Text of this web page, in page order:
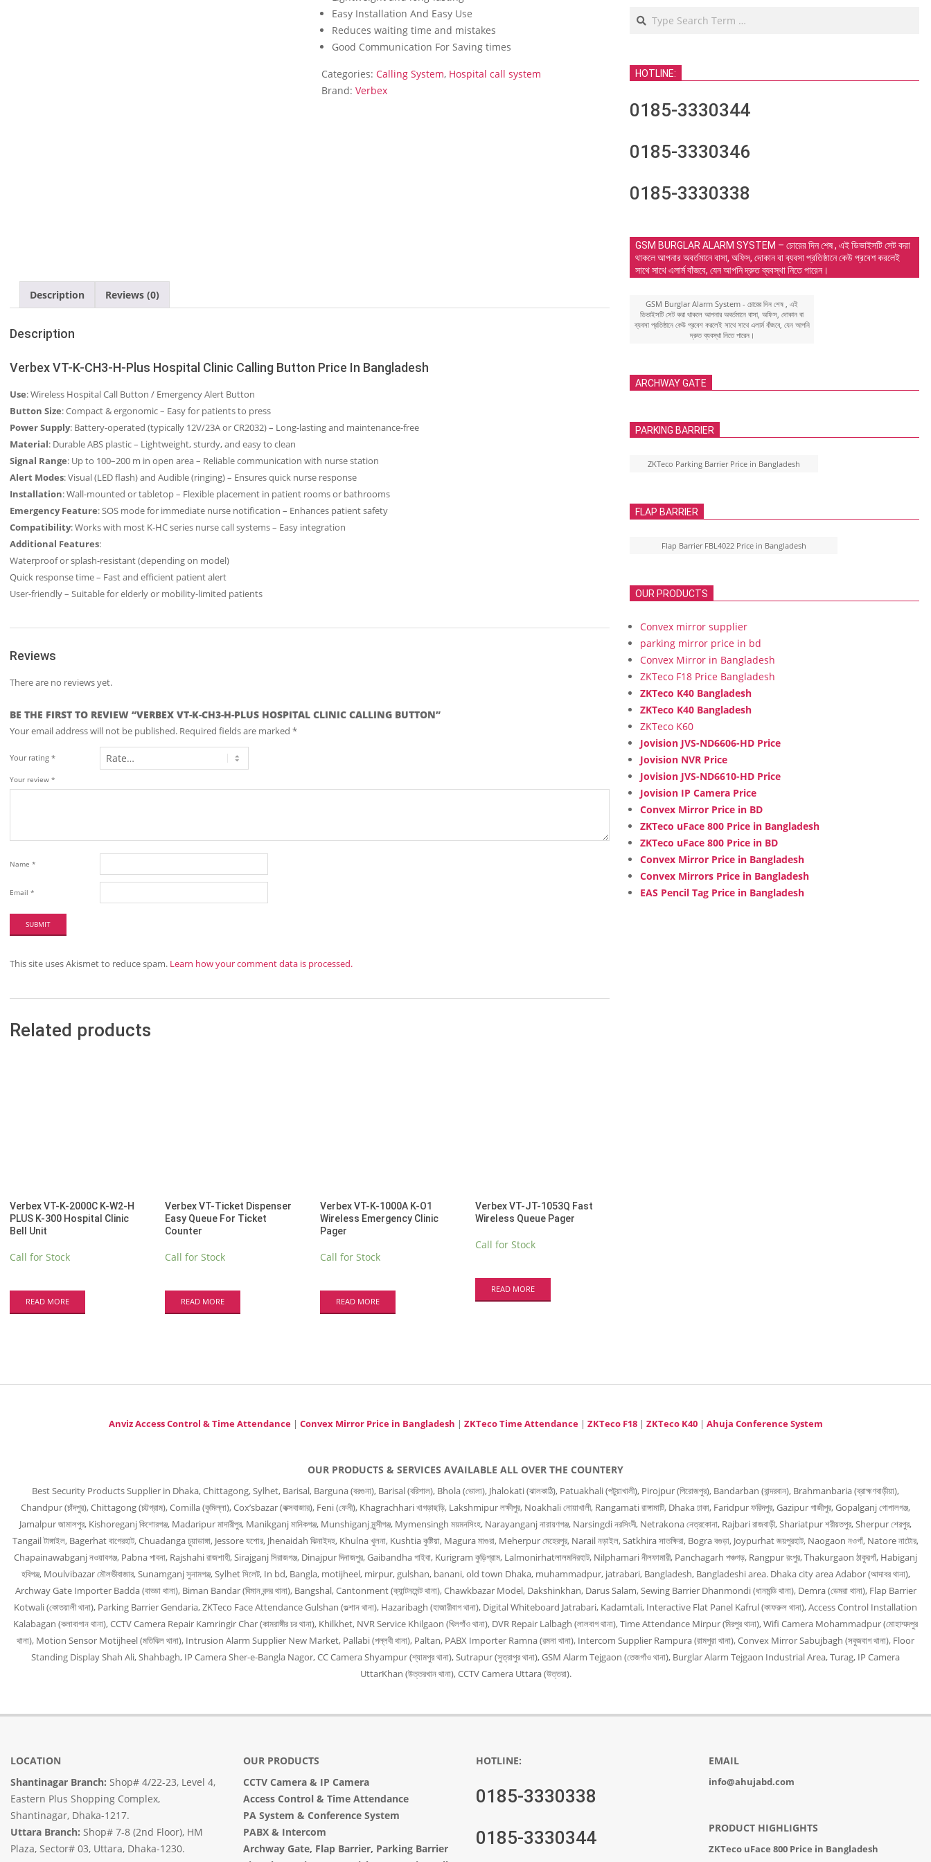
Easy Installation And Easy Use
Reduces waiting time and mistakes
Good Communication For Saving times
Categories:Calling System, Hospital call system
Brand:Verbex
Description Reviews (0)
Description
Verbex VT-K-CH3-H-Plus Hospital Clinic Calling Button Price In Bangladesh
Use: Wireless Hospital Call Button / Emergency Alert Button
Button Size: Compact & ergonomic – Easy for patients to press
Power Supply: Battery-operated (typically 12V/23A or CR2032) – Long-lasting and maintenance-free
Material: Durable ABS plastic – Lightweight, sturdy, and easy to clean
Signal Range: Up to 100–200 m in open area – Reliable communication with nurse station
Alert Modes: Visual (LED flash) and Audible (ringing) – Ensures quick nurse response
Installation: Wall-mounted or tabletop – Flexible placement in patient rooms or bathrooms
Emergency Feature: SOS mode for immediate nurse notification – Enhances patient safety
Compatibility: Works with most K-HC series nurse call systems – Easy integration
Additional Features:
Waterproof or splash-resistant (depending on model)
Quick response time – Fast and efficient patient alert
User-friendly – Suitable for elderly or mobility-limited patients
Reviews
There are no reviews yet.
BE THE FIRST TO REVIEW “VERBEX VT-K-CH3-H-PLUS HOSPITAL CLINIC CALLING BUTTON”
Your email address will not be published. Required fields are marked *
Your rating *
Your review *
Name *
Email *
This site uses Akismet to reduce spam. Learn how your comment data is processed.
Related products
Verbex VT-K-2000C K-W2-H
PLUS K-300 Hospital Clinic
Bell Unit
Call for Stock
READ MORE
Verbex VT-Ticket Dispenser
Easy Queue For Ticket
Counter
Call for Stock
READ MORE
Verbex VT-K-1000A K-O1
Wireless Emergency Clinic
Pager
Call for Stock
READ MORE
Verbex VT-JT-1053Q Fast
Wireless Queue Pager
Call for Stock
READ MORE
Search
HOTLINE:
0185-3330344
0185-3330346
0185-3330338
GSM BURGLAR ALARM SYSTEM – চোরের দিন শেষ , এই ডিভাইসটি সেট করা
থাকলে আপনার অবর্তমানে বাসা, অফিস, দোকান বা ব্যবসা প্রতিষ্ঠানে কেউ প্রবেশ করলেই
সাথে সাথে এলার্ম বাঁজবে, যেন আপনি দ্রুত ব্যবস্থা নিতে পারেন।
GSM Burglar Alarm System - চোরের দিন শেষ , এই
ডিভাইসটি সেট করা থাকলে আপনার অবর্তমানে বাসা, অফিস, দোকান বা
ব্যবসা প্রতিষ্ঠানে কেউ প্রবেশ করলেই সাথে সাথে এলার্ম বাঁজবে, যেন আপনি
দ্রুত ব্যবস্থা নিতে পারেন।
ARCHWAY GATE
PARKING BARRIER
ZKTeco Parking Barrier Price in Bangladesh
FLAP BARRIER
Flap Barrier FBL4022 Price in Bangladesh
OUR PRODUCTS
Convex mirror supplier
parking mirror price in bd
Convex Mirror in Bangladesh
ZKTeco F18 Price Bangladesh
ZKTeco K40 Bangladesh
ZKTeco K40 Bangladesh
ZKTeco K60
Jovision JVS-ND6606-HD Price
Jovision NVR Price
Jovision JVS-ND6610-HD Price
Jovision IP Camera Price
Convex Mirror Price in BD
ZKTeco uFace 800 Price in Bangladesh
ZKTeco uFace 800 Price in BD
Convex Mirror Price in Bangladesh
Convex Mirrors Price in Bangladesh
EAS Pencil Tag Price in Bangladesh
Anviz Access Control & Time Attendance| Convex Mirror Price in Bangladesh | ZKTeco Time Attendance| ZKTeco F18| ZKTeco K40| Ahuja Conference System
OUR PRODUCTS & SERVICES AVAILABLE ALL OVER THE COUNTERY
Best Security Products Supplier in Dhaka, Chittagong, Sylhet, Barisal, Barguna (বরগুনা), Barisal (বরিশাল), Bhola (ভোলা), Jhalokati (ঝালকাঠি), Patuakhali (পটুয়াখালী), Pirojpur (পিরোজপুর), Bandarban (বান্দরবান), Brahmanbaria (ব্রাহ্মণবাড়ীয়া),
Chandpur (চাঁদপুর), Chittagong (চট্টগ্রাম), Comilla (কুমিল্লা), Cox’sbazar (কক্সবাজার), Feni (ফেনী), Khagrachhari খাগড়াছড়ি, Lakshmipur লক্ষীপুর, Noakhali নোয়াখালী, Rangamati রাঙ্গামাটি, Dhaka ঢাকা, Faridpur ফরিদপুর, Gazipur গাজীপুর, Gopalganj গোপালগঞ্জ,
Jamalpur জামালপুর, Kishoreganj কিশোরগঞ্জ, Madaripur মাদারীপুর, Manikganj মানিকগঞ্জ, Munshiganj মুন্সীগঞ্জ, Mymensingh ময়মনসিংহ, Narayanganj নারায়ণগঞ্জ, Narsingdi নরসিংদী, Netrakona নেত্রকোনা, Rajbari রাজবাড়ী, Shariatpur শরীয়তপুর, Sherpur শেরপুর,
Tangail টাঙ্গাইল, Bagerhat বাগেরহাট, Chuadanga চুয়াডাঙ্গা, Jessore যশোর, Jhenaidah ঝিনাইদহ, Khulna খুলনা, Kushtia কুষ্টিয়া, Magura মাগুরা, Meherpur মেহেরপুর, Narail নড়াইল, Satkhira সাতক্ষিরা, Bogra বগুড়া, Joypurhat জয়পুরহাট, Naogaon নওগাঁ, Natore নাটোর,
Chapainawabganj নওয়াবগঞ্জ, Pabna পাবনা, Rajshahi রাজশাহী, Sirajganj সিরাজগঞ্জ, Dinajpur দিনাজপুর, Gaibandha গাইবা, Kurigram কুড়িগ্রাম, Lalmonirhatলালমনিরহাট, Nilphamari নীলফামারী, Panchagarh পঞ্চগড়, Rangpur রংপুর, Thakurgaon ঠাকুরগাঁ, Habiganj
হবিগঞ্জ, Moulvibazar মৌলভীবাজার, Sunamganj সুনামগঞ্জ, Sylhet সিলেট, In bd, Bangla, motijheel, mirpur, gulshan, banani, old town Dhaka, muhammadpur, jatrabari, Bangladesh, Bangladeshi area. Dhaka city area Adabor (আদাবর থানা),
Archway Gate Importer Badda (বাড্ডা থানা), Biman Bandar (বিমান বন্দর থানা), Bangshal, Cantonment (ক্যান্টনমেন্ট থানা), Chawkbazar Model, Dakshinkhan, Darus Salam, Sewing Barrier Dhanmondi (ধানমন্ডি থানা), Demra (ডেমরা থানা), Flap Barrier
Kotwali (কোতয়ালী থানা), Parking Barrier Gendaria, ZKTeco Face Attendance Gulshan (গুল্শান থানা), Hazaribagh (হাজারীবাগ থানা), Digital Whiteboard Jatrabari, Kadamtali, Interactive Flat Panel Kafrul (কাফরুল থানা), Access Control Installation
Kalabagan (কলাবাগান থানা), CCTV Camera Repair Kamringir Char (কামরাঙ্গীর চর থানা), Khilkhet, NVR Service Khilgaon (খিলগাঁও থানা), DVR Repair Lalbagh (লালবাগ থানা), Time Attendance Mirpur (মিরপুর থানা), Wifi Camera Mohammadpur (মোহাম্মদপুর
থানা), Motion Sensor Motijheel (মতিঝিল থানা), Intrusion Alarm Supplier New Market, Pallabi (পল্লবী থানা), Paltan, PABX Importer Ramna (রমনা থানা), Intercom Supplier Rampura (রামপুরা থানা), Convex Mirror Sabujbagh (সবুজবাগ থানা), Floor
Standing Display Shah Ali, Shahbagh, IP Camera Sher-e-Bangla Nagor, CC Camera Shyampur (শ্যামপুর থানা), Sutrapur (সুত্রাপুর থানা), GSM Alarm Tejgaon (তেজগাঁও থানা), Burglar Alarm Tejgaon Industrial Area, Turag, IP Camera
UttarKhan (উত্তরখান থানা), CCTV Camera Uttara (উত্তরা).
LOCATION
Shantinagar Branch: Shop# 4/22-23, Level 4,
Eastern Plus Shopping Complex,
Shantinagar, Dhaka-1217.
Uttara Branch: Shop# 7-8 (2nd Floor), HM
Plaza, Sector# 03, Uttara, Dhaka-1230.
OUR PRODUCTS
CCTV Camera & IP Camera
Access Control & Time Attendance
PA System & Conference System
PABX & Intercom
Archway Gate, Flap Barrier, Parking Barrier
HOTLINE:
0185-3330338
0185-3330344
EMAIL
info@ahujabd.com
PRODUCT HIGHLIGHTS
ZKTeco uFace 800 Price in Bangladesh